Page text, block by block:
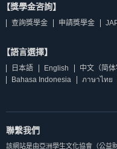
【獎學金咨詢】
查詢獎學金 申請獎學金
【語言選擇】
日本語 English 中文（简体
Bahasa Indonesia
ภาษาไทย
聯繫我們
該網站是由亞洲學生文化協會（公益